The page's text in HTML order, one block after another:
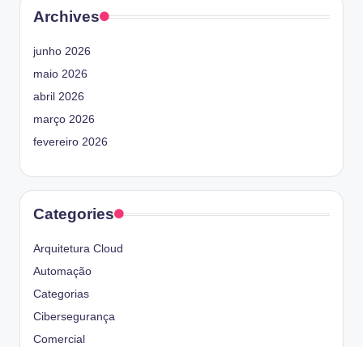
Archives
junho 2026
maio 2026
abril 2026
março 2026
fevereiro 2026
Categories
Arquitetura Cloud
Automação
Categorias
Cibersegurança
Comercial